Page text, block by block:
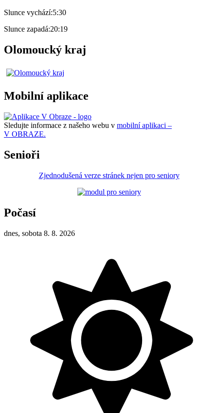
Slunce vychází:5:30
Slunce zapadá:20:19
Olomoucký kraj
Mobilní aplikace
Sledujte informace z našeho webu v mobilní aplikaci –
V OBRAZE.
Senioři
Zjednodušená verze stránek nejen pro seniory
Počasí
dnes, sobota 8. 8. 2026